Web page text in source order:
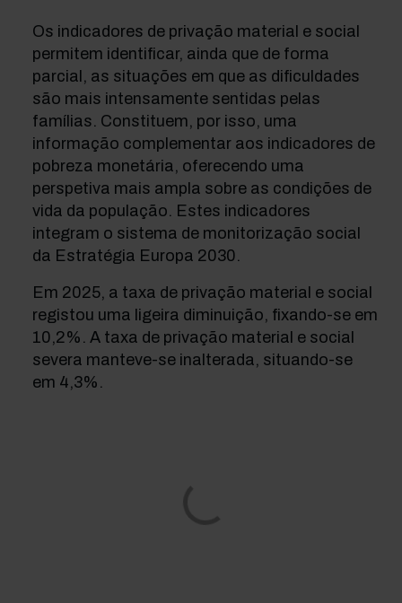
Os indicadores de privação material e social
permitem identificar, ainda que de forma
parcial, as situações em que as dificuldades
são mais intensamente sentidas pelas
famílias. Constituem, por isso, uma
informação complementar aos indicadores de
pobreza monetária, oferecendo uma
perspetiva mais ampla sobre as condições de
vida da população. Estes indicadores
integram o sistema de monitorização social
da Estratégia Europa 2030.
Em 2025, a taxa de privação material e social
registou uma ligeira diminuição, fixando-se em
10,2%. A taxa de privação material e social
severa manteve-se inalterada, situando-se
em 4,3%.